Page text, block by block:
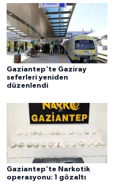
Gaziantep'te Gaziray
seferleri yeniden
düzenlendi
Gaziantep’te Narkotik
operasyonu: 1 gözaltı